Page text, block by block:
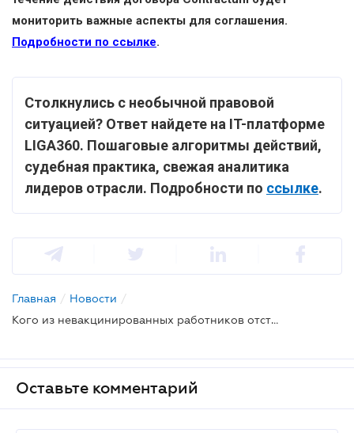
мониторить важные аспекты для соглашения.
Подробности по ссылке.
Столкнулись с необычной правовой
ситуацией? Ответ найдете на IT-платформе
LIGA360. Пошаговые алгоритмы действий,
судебная практика, свежая аналитика
лидеров отрасли. Подробности по ссылке.
Главная / Новости /
Кого из невакцинированных работников отстранят от работы без сохранения заработной платы с 31 января?
Оставьте комментарий